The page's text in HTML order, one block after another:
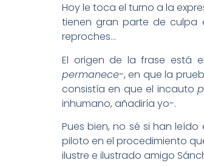
Hoy le toca el turno a la
tienen gran parte de culpa
reproches…
El origen de la frase está
permanece-, en que la
consistía en que el incauto
inhumano, añadiría yo-.
Pues bien, no sé si han
piloto en el procedimiento
ilustre e ilustrado amigo